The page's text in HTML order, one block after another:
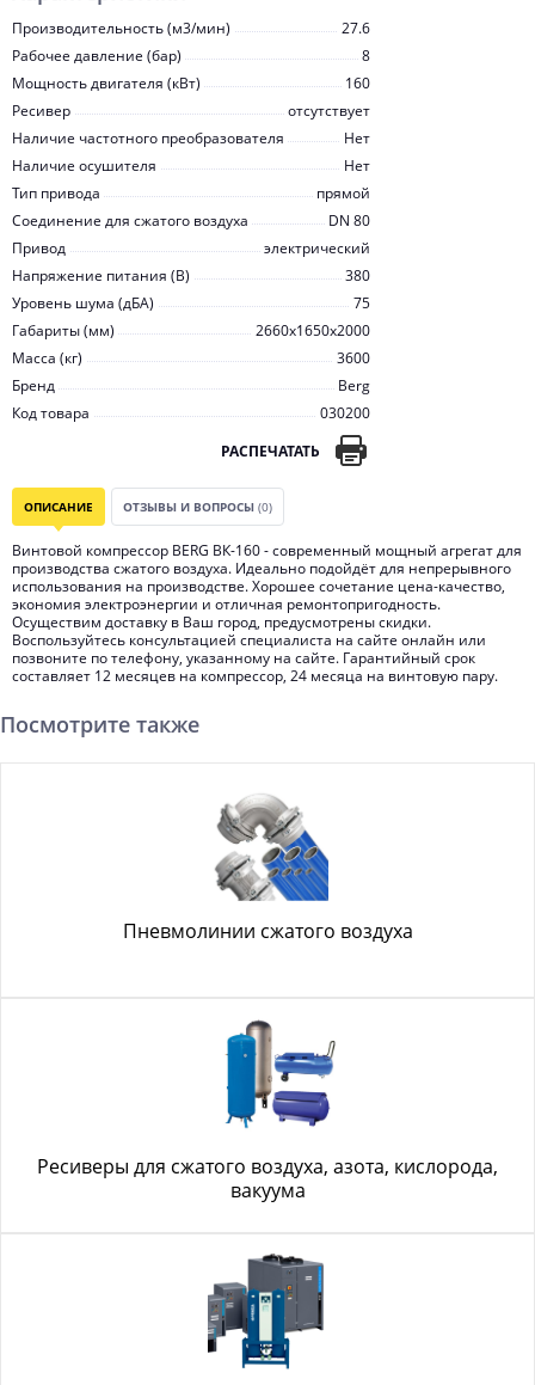
Производительность (м3/мин)
27.6
Рабочее давление (бар)
8
Мощность двигателя (кВт)
160
Ресивер
отсутствует
Наличие частотного преобразователя
Нет
Наличие осушителя
Нет
Тип привода
прямой
Соединение для сжатого воздуха
DN 80
Привод
электрический
Напряжение питания (В)
380
Уровень шума (дБА)
75
Габариты (мм)
2660x1650x2000
Масса (кг)
3600
Бренд
Berg
Код товара
030200
РАСПЕЧАТАТЬ
ОПИСАНИЕ ОТЗЫВЫ И ВОПРОСЫ (0)
Винтовой компрессор BERG ВК-160 - современный мощный агрегат для
производства сжатого воздуха. Идеально подойдёт для непрерывного
использования на производстве. Хорошее сочетание цена-качество,
экономия электроэнергии и отличная ремонтопригодность.
Осуществим доставку в Ваш город, предусмотрены скидки.
Воспользуйтесь консультацией специалиста на сайте онлайн или
позвоните по телефону, указанному на сайте. Гарантийный срок
составляет 12 месяцев на компрессор, 24 месяца на винтовую пару.
Посмотрите также
Пневмолинии сжатого воздуха
Ресиверы для сжатого воздуха, азота, кислорода,
вакуума